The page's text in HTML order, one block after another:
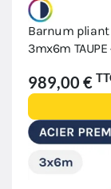
Barnum pliant
3mx6m
989,00 €